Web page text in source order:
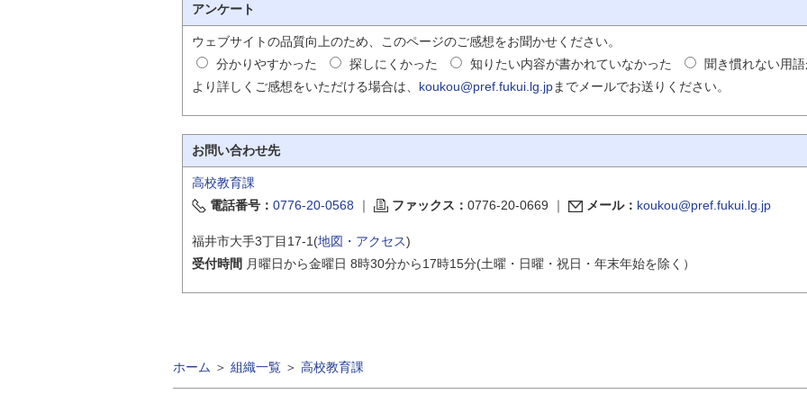
アンケート
ウェブサイトの品質向上のため、このページのご感想をお聞かせください。
分かりやすかった
探しにくかった 知りたい内容が書かれていなかった
聞き慣れない用
より詳しくご感想をいただける場合は、 koukou@pref.fukui.lg.jpまでメールでお送りください。
お問い合わせ先
高校教育課
電話番号： 0776-20-0568 ｜ ファックス： 0776-20-0669 ｜ メール： koukou@pref.fukui.lg.jp
福井市大手3丁目17-1(地図・アクセス)
受付時間 月曜日から金曜日 8時30分から17時15分(土曜・日曜・祝日・年末年始を除く）
ホーム ＞ 組織一覧 ＞ 高校教育課